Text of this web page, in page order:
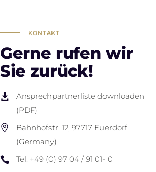
KONTAKT
Gerne rufen wir
Sie zurück!
Ansprechpartnerliste downloaden
(PDF)
Bahnhofstr. 12, 97717 Euerdorf
(Germany)
Tel: +49 (0) 97 04 / 91 01- 0